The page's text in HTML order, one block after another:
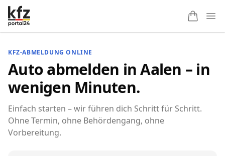
KFZ-ABMELDUNG ONLINE
Auto abmelden in Aalen – in
wenigen Minuten.
Einfach starten – wir führen dich Schritt für Schritt.
Ohne Termin, ohne Behördengang, ohne
Vorbereitung.